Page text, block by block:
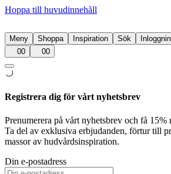
Hoppa till huvudinnehåll
Meny Shoppa Inspiration Sök
00
00
Registrera dig för vårt nyhetsbrev
Prenumerera på vårt nyhetsbrev och få 15%
Ta del av exklusiva erbjudanden, förtur till
massor av hudvårdsinspiration.
Din e-postadress